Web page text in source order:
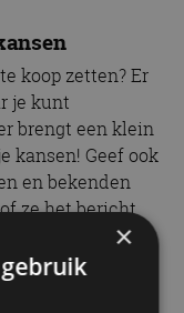
koop zetten? Er
je kunt
brengt een klein
kansen! Geef ook
en bekenden
ze het bericht
de olievlek, hoe
de verkoop van
×